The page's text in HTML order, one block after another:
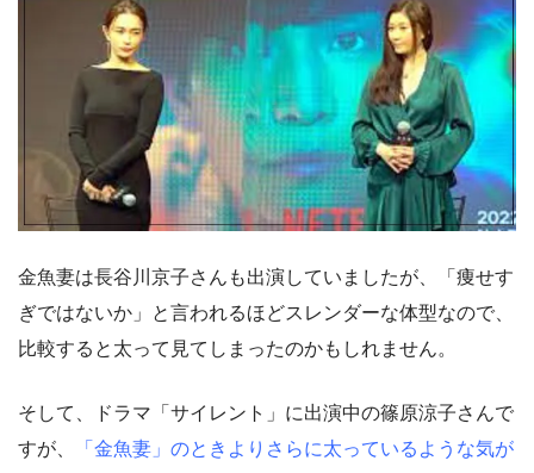
金魚妻は長谷川京子さんも出演していましたが、「痩せす
ぎではないか」と言われるほどスレンダーな体型なので、
比較すると太って見てしまったのかもしれません。
そして、ドラマ「サイレント」に出演中の篠原涼子さんで
すが、
「金魚妻」のときよりさらに太っているような気が